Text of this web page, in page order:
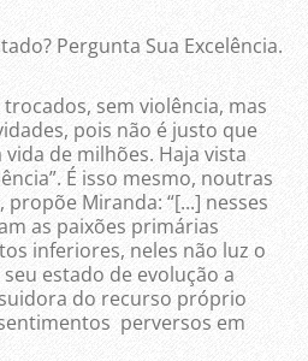
Pergunta Sua Excelência.
sem violência, mas
pois não é justo que
de milhões. Haja vista
É isso mesmo, noutras
Miranda: “[...] nesses
as paixões primárias
inferiores, neles não luz o
estado de evolução a
do recurso próprio
perversos em